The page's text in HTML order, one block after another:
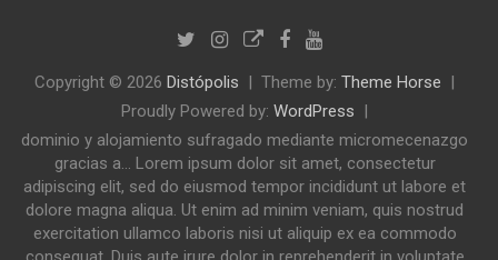
Copyright © 2026 Distópolis Theme by: Theme Horse
Proudly Powered by: WordPress
dominio y alojamiento sufragado mediante micromecenazgo
gracias a... Lorem ipsum dolor sit amet, consectetur
adipiscing elit, sed do eiusmod tempor incididunt ut labore et
dolore magna aliqua. Ut enim ad minim veniam, quis nostrud
exercitation ullamco laboris nisi ut aliquip ex ea commodo